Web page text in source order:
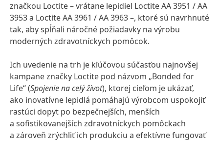
značkou Loctite – vrátane lepidiel Loctite AA 3951 / AA
3953 a Loctite AA 3961 / AA 3963 –, ktoré sú navrhnuté
tak, aby spĺňali náročné požiadavky na výrobu
moderných zdravotníckych pomôcok.
Ich uvedenie na trh je kľúčovou súčasťou najnovšej
kampane značky Loctite pod názvom „Bonded for
Life“ (Spojenie na celý život), ktorej cieľom je ukázať,
ako inovatívne lepidlá pomáhajú výrobcom uspokojiť
rastúci dopyt po bezpečnejších, menších
a sofistikovanejších zdravotníckych pomôckach
a zároveň zrýchliť ich produkciu a efektívne fungovať